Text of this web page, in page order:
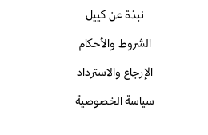
نبذة عن كييل
الشروط والأحكام
الإرجاع والاسترداد
سياسة الخصوصية